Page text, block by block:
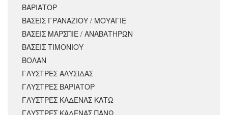
ΒΑΡΙΑΤΟΡ
ΒΑΣΕΙΣ ΓΡΑΝΑΖΙΟΥ / ΜΟΥΑΓΙΕ
ΒΑΣΕΙΣ ΜΑΡΣΠΙΕ / ΑΝΑΒΑΤΗΡΩΝ
ΒΑΣΕΙΣ ΤΙΜΟΝΙΟΥ
ΒΟΛΑΝ
ΓΛΥΣΤΡΕΣ ΑΛΥΣΙΔΑΣ
ΓΛΥΣΤΡΕΣ ΒΑΡΙΑΤΟΡ
ΓΛΥΣΤΡΕΣ ΚΑΔΕΝΑΣ ΚΑΤΩ